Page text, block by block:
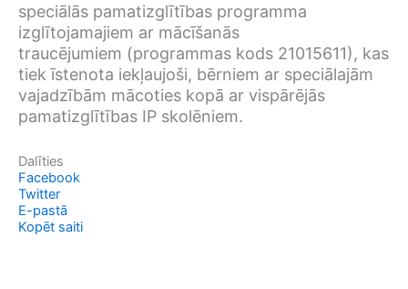
speciālās pamatizglītības programma
izglītojamajiem ar mācīšanās
traucējumiem (programmas kods 21015611), kas
tiek īstenota iekļaujoši, bērniem ar speciālajām
vajadzībām mācoties kopā ar vispārējās
pamatizglītības IP skolēniem.
Dalīties
Facebook
Twitter
E-pastā
Kopēt saiti